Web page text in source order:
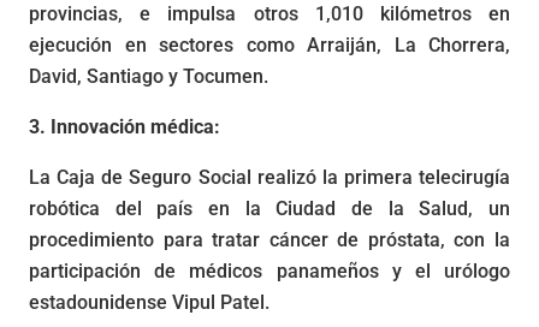
provincias, e impulsa otros 1,010 kilómetros en
ejecución en sectores como Arraiján, La Chorrera,
David, Santiago y Tocumen.
3. Innovación médica:
La Caja de Seguro Social realizó la primera telecirugía
robótica del país en la Ciudad de la Salud, un
procedimiento para tratar cáncer de próstata, con la
participación de médicos panameños y el urólogo
estadounidense Vipul Patel.